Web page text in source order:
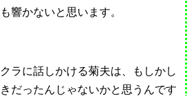
響かないと思います。
ラに話しかける菊夫は、もしかし
だったんじゃないかと思うんです